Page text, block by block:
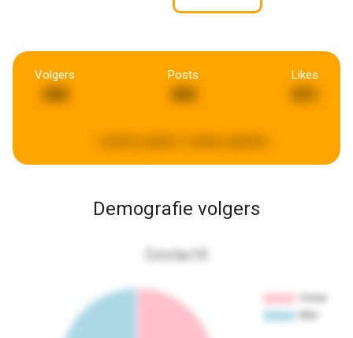
Volgers
408
Posts
485
Likes
Demografie volgers
Geslacht